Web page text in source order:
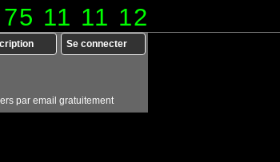
11 11 12
Se connecter
par email gratuitement